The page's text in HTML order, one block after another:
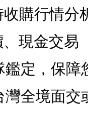
購行情分
現金交易
定，保障
全境面交